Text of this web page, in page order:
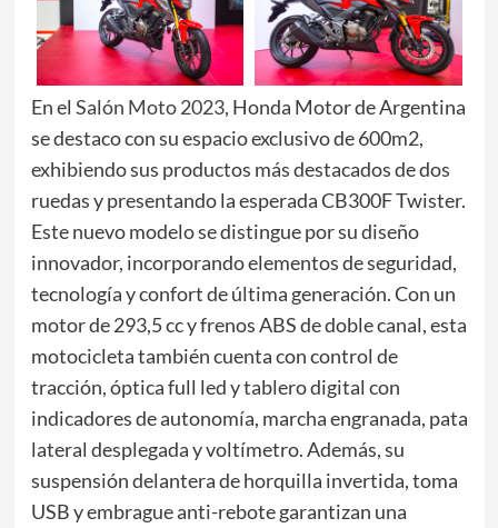
En el Salón Moto 2023, Honda Motor de Argentina
se destaco con su espacio exclusivo de 600m2,
exhibiendo sus productos más destacados de dos
ruedas y presentando la esperada CB300F Twister.
Este nuevo modelo se distingue por su diseño
innovador, incorporando elementos de seguridad,
tecnología y confort de última generación. Con un
motor de 293,5 cc y frenos ABS de doble canal, esta
motocicleta también cuenta con control de
tracción, óptica full led y tablero digital con
indicadores de autonomía, marcha engranada, pata
lateral desplegada y voltímetro. Además, su
suspensión delantera de horquilla invertida, toma
USB y embrague anti-rebote garantizan una